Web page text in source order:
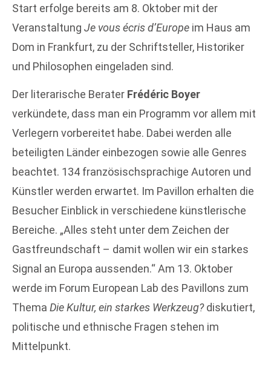
Start erfolge bereits am 8. Oktober mit der
Veranstaltung Je vous écris d’Europe im Haus am
Dom in Frankfurt, zu der Schriftsteller, Historiker
und Philosophen eingeladen sind.
Der literarische Berater Frédéric Boyer
verkündete, dass man ein Programm vor allem mit
Verlegern vorbereitet habe. Dabei werden alle
beteiligten Länder einbezogen sowie alle Genres
beachtet. 134 französischsprachige Autoren und
Künstler werden erwartet. Im Pavillon erhalten die
Besucher Einblick in verschiedene künstlerische
Bereiche. „Alles steht unter dem Zeichen der
Gastfreundschaft – damit wollen wir ein starkes
Signal an Europa aussenden.“ Am 13. Oktober
werde im Forum European Lab des Pavillons zum
Thema Die Kultur, ein starkes Werkzeug?diskutiert,
politische und ethnische Fragen stehen im
Mittelpunkt.